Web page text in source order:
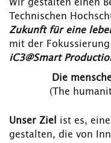
Wir gestalten einen
Technischen
Zukunft für eine
mit der
iC3@Smart
Die
(The
Unser Ziel
ist es,
gestalten, die von